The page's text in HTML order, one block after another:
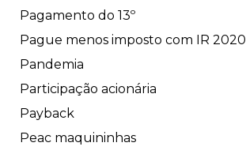
Pagamento do 13º
Pague menos imposto com IR 2020
Pandemia
Participação acionária
Payback
Peac maquininhas